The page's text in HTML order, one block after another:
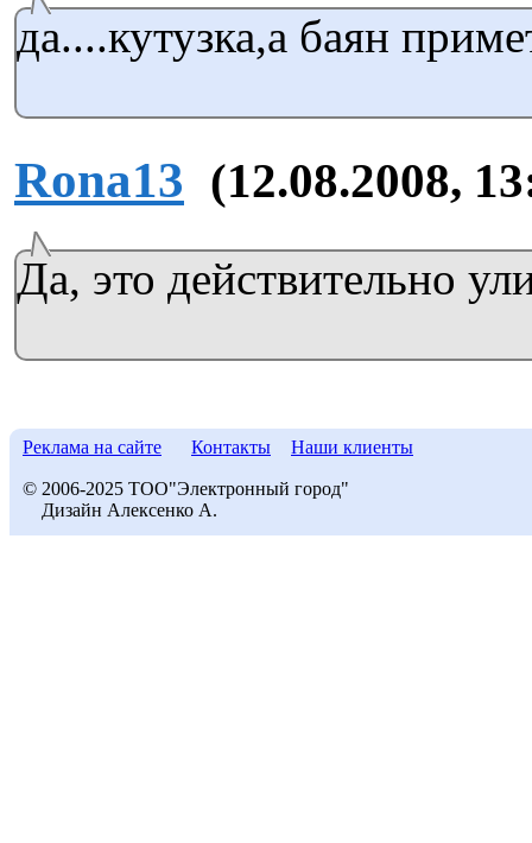
да....кутузка,а баян
Rona13 (12.08.2008,
Да, это действительно
Реклама на сайте Контакты Наши клиенты
© 2006-2025 ТОО"Электронный город"
Дизайн Алексенко А.